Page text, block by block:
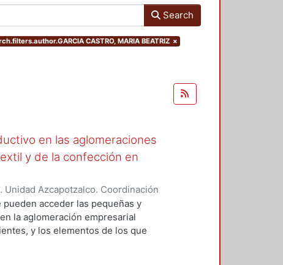
Search
CASTRO, MARIA BEATRIZ ×
en las aglomeraciones
y de la confección en
Azcapotzalco. Coordinación
CASTRO, MARIA BEATRIZ
acceder las pequeñas y
la aglomeración empresarial
y los elementos de los que